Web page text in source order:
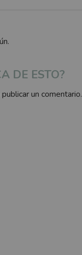
DE ESTO?
un comentario.